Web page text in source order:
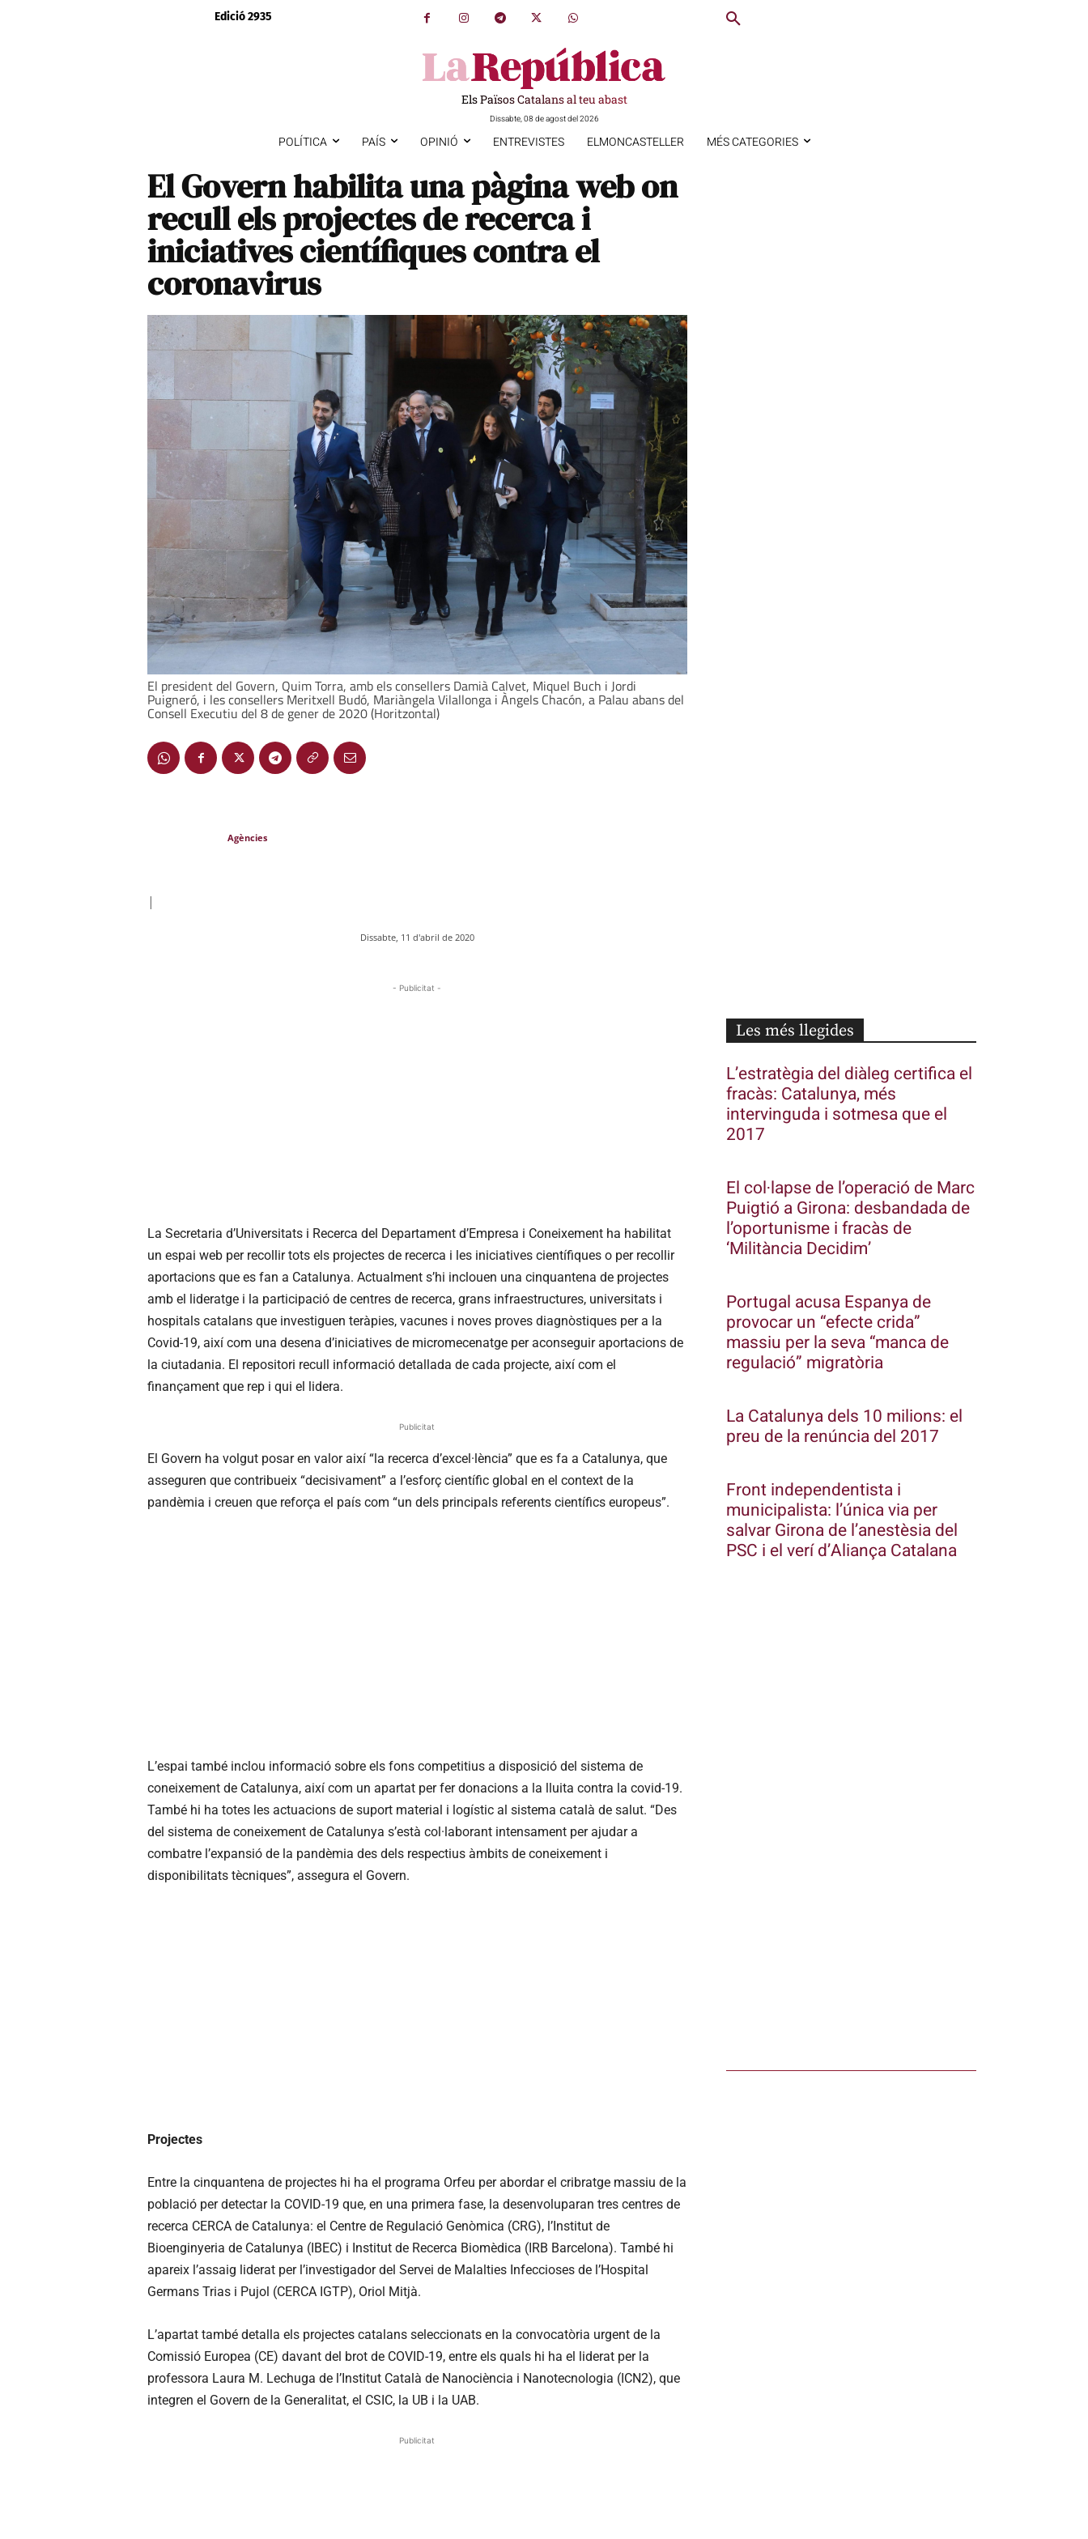
Edició 2935
Els Països Catalans al teu abast
Dissabte, 08 de agost del 2026
POLÍTICA PAÍS OPINIÓ ENTREVISTES ELMONCASTELLER MÉS CATEGORIES
El Govern habilita una pàgina web on
recull els projectes de recerca i
iniciatives científiques contra el
coronavirus
El president del Govern, Quim Torra, amb els consellers Damià Calvet, Miquel Buch i Jordi
Puigneró, i les consellers Meritxell Budó, Mariàngela Vilallonga i Àngels Chacón, a Palau abans del
Consell Executiu del 8 de gener de 2020 (Horitzontal)
Agències
|
Dissabte, 11 d'abril de 2020
- Publicitat -
La Secretaria d’Universitats i Recerca del Departament d’Empresa i Coneixement ha habilitat
un espai web per recollir tots els projectes de recerca i les iniciatives científiques o per recollir
aportacions que es fan a Catalunya. Actualment s’hi inclouen una cinquantena de projectes
amb el lideratge i la participació de centres de recerca, grans infraestructures, universitats i
hospitals catalans que investiguen teràpies, vacunes i noves proves diagnòstiques per a la
Covid-19, així com una desena d’iniciatives de micromecenatge per aconseguir aportacions de
la ciutadania. El repositori recull informació detallada de cada projecte, així com el
finançament que rep i qui el lidera.
Publicitat
El Govern ha volgut posar en valor així “la recerca d’excel·lència” que es fa a Catalunya, que
asseguren que contribueix “decisivament” a l’esforç científic global en el context de la
pandèmia i creuen que reforça el país com “un dels principals referents científics europeus”.
L’espai també inclou informació sobre els fons competitius a disposició del sistema de
coneixement de Catalunya, així com un apartat per fer donacions a la lluita contra la covid-19.
També hi ha totes les actuacions de suport material i logístic al sistema català de salut. “Des
del sistema de coneixement de Catalunya s’està col·laborant intensament per ajudar a
combatre l’expansió de la pandèmia des dels respectius àmbits de coneixement i
disponibilitats tècniques”, assegura el Govern.
Projectes
Entre la cinquantena de projectes hi ha el programa Orfeu per abordar el cribratge massiu de la
població per detectar la COVID-19 que, en una primera fase, la desenvoluparan tres centres de
recerca CERCA de Catalunya: el Centre de Regulació Genòmica (CRG), l’Institut de
Bioenginyeria de Catalunya (IBEC) i Institut de Recerca Biomèdica (IRB Barcelona). També hi
apareix l’assaig liderat per l’investigador del Servei de Malalties Infeccioses de l’Hospital
Germans Trias i Pujol (CERCA IGTP), Oriol Mitjà.
L’apartat també detalla els projectes catalans seleccionats en la convocatòria urgent de la
Comissió Europea (CE) davant del brot de COVID-19, entre els quals hi ha el liderat per la
professora Laura M. Lechuga de l’Institut Català de Nanociència i Nanotecnologia (ICN2), que
integren el Govern de la Generalitat, el CSIC, la UB i la UAB.
Publicitat
Les més llegides
L’estratègia del diàleg certifica el
fracàs: Catalunya, més
intervinguda i sotmesa que el
2017
El col·lapse de l’operació de Marc
Puigtió a Girona: desbandada de
l’oportunisme i fracàs de
‘Militància Decidim’
Portugal acusa Espanya de
provocar un “efecte crida”
massiu per la seva “manca de
regulació” migratòria
La Catalunya dels 10 milions: el
preu de la renúncia del 2017
Front independentista i
municipalista: l’única via per
salvar Girona de l’anestèsia del
PSC i el verí d’Aliança Catalana